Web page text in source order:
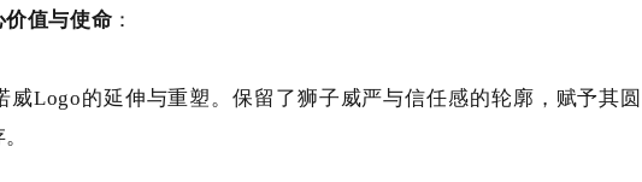
价值与使命 ：
威Logo的延伸与重塑。保留了狮子威严与信任感的轮廓，赋予其圆